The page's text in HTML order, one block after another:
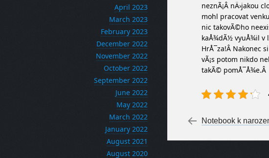
neznÃ¡Â nÄ›jakou
mohl pracovat
nic takovÃ©ho
kaÅ¾dÃ½ vyuÅ¾il v
HrÅ¯za!Â Nakonec
vÃ¡s potom nikdo
takÃ© pomÅ¯Å¾e.Â
Post
←
Notebook k
April 2023
March 2023
February 2023
December 2022
November 2022
October 2022
September 2022
June 2022
May 2022
March 2022
January 2022
August 2021
August 2020